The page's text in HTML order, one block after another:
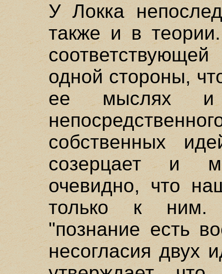
У Локка
также и в
одной стороны,
ее мыслях и
собственных
созерцает и
очевидно, что
только к ним.
"познание есть
несогласия двух